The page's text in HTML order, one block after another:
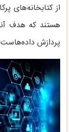
هستند که هدف
پردازش